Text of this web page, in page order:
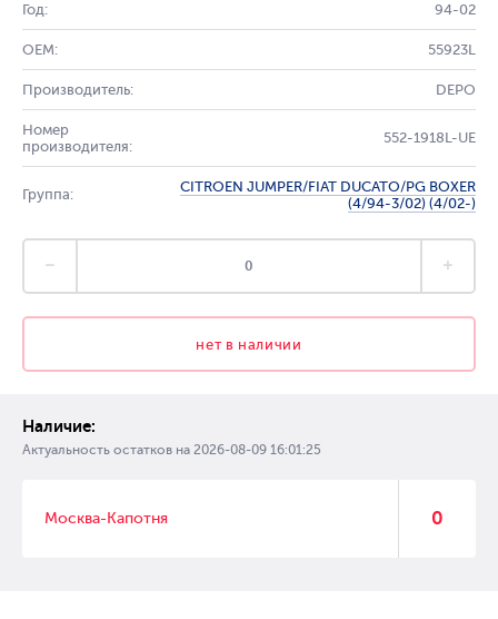
Год: 94-02
OEM: 55923L
Производитель: DEPO
Номер
производителя:
552-1918L-UE
Группа:
CITROEN JUMPER/FIAT DUCATO/PG BOXER
(4/94-3/02) (4/02-)
нет в наличии
Наличие:
Актуальность остатков на 2026-08-09 16:01:25
Москва-Капотня 0